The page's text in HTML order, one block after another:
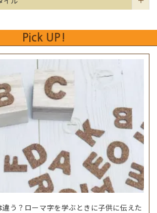
Pick UP!
う？ローマ字を学ぶときに子供に伝えた